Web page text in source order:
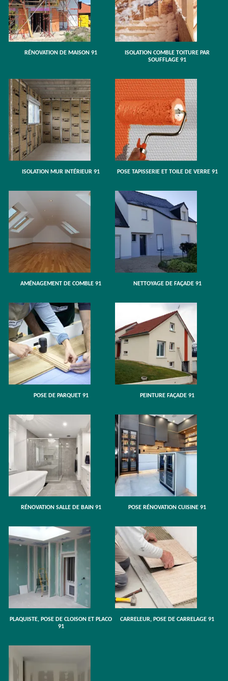
RÉNOVATION DE MAISON 91
ISOLATION COMBLE TOITURE PAR
SOUFFLAGE 91
ISOLATION MUR INTÉRIEUR 91 POSE TAPISSERIE ET TOILE DE VERRE 91
AMÉNAGEMENT DE COMBLE 91 NETTOYAGE DE FAÇADE 91
POSE DE PARQUET 91 PEINTURE FAÇADE 91
RÉNOVATION SALLE DE BAIN 91 POSE RÉNOVATION CUISINE 91
PLAQUISTE, POSE DE CLOISON ET PLACO
91
CARRELEUR, POSE DE CARRELAGE 91